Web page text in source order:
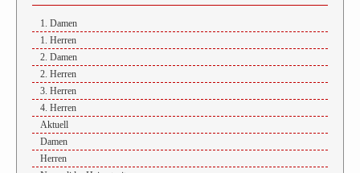
1. Damen
1. Herren
2. Damen
2. Herren
3. Herren
4. Herren
Aktuell
Damen
Herren